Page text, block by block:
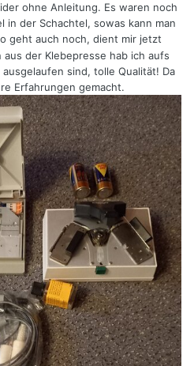
ohne Anleitung. Es waren noch
in der Schachtel, sowas kann man
geht auch noch, dient mir jetzt
aus der Klebepresse hab ich aufs
sind, tolle Qualität! Da
Erfahrungen gemacht.